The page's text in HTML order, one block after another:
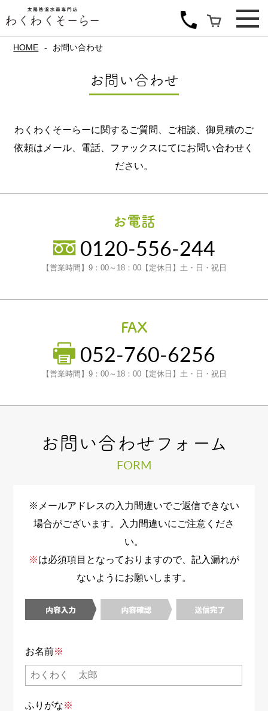
HOME お問い合わせ
お問い合わせ
わくわくそーらーに関するご質問、ご相談、御見積のご
依頼は メール、電話、ファックスにてにお問い合わせく
ださい。
お電話
0120-556-244
【営業時間】9：00～18：00【定休日】土・日・祝日
FAX
052-760-6256
【営業時間】9：00～18：00【定休日】土・日・祝日
お問い合わせフォーム
FORM
※メールアドレスの入力間違いでご返信できない
場合がございます。入力間違いにご注意くださ
い。
※は必須項目となっておりますので、記入漏れが
ないようにお願いします。
お名前※
ふりがな※